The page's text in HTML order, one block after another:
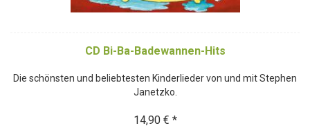
CD Bi-Ba-Badewannen-Hits
Die schönsten und beliebtesten Kinderlieder von und mit Stephen
Janetzko.
14,90 € *